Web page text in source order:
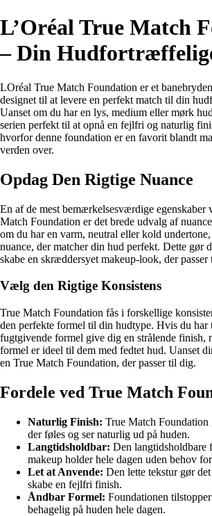
L’Oréal True Match
– Din
LOréal True Match Foundation er et
designet til at levere en perfekt match til din
Uanset om du har en lys, medium eller mørk
serien perfekt til at opnå en fejlfri og naturlig
hvorfor denne foundation er en favorit blandt
verden over.
Opdag Den Rigtige Nuance
En af de mest bemærkelsesværdige egenskaber
Match Foundation er det brede udvalg af
om du har en varm, neutral eller kold
nuance, der matcher din hud perfekt. Dette gør
skabe en skræddersyet makeup-look, der
Vælg den Rigtige Konsistens
True Match Foundation fås i forskellige
den perfekte formel til din hudtype. Hvis du har
fugtgivende formel give dig en strålende finish,
formel er ideel til dem med fedtet hud. Uanset
en True Match Foundation, der passer til dig.
Fordele ved True Match
Naturlig Finish: True Match
der føles og ser naturlig ud på huden.
Langtidsholdbar: Den langtidsholdbare
makeup holder hele dagen uden behov
Let at Anvende: Den lette tekstur gør
skabe en fejlfri finish.
Åndbar Formel: Foundationen
behagelig på huden hele dagen.